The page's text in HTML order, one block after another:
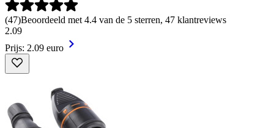
(47)Beoordeeld met 4.4 van de 5 sterren, 47 klantreviews
2.09
Prijs: 2.09 euro